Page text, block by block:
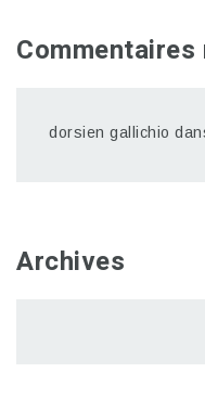
dorsien gallichio
Archives